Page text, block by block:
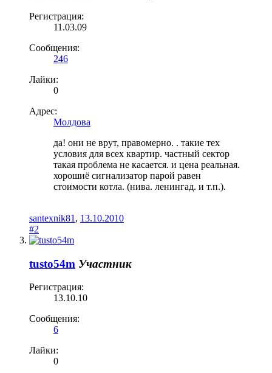
Регистрация:
11.03.09
Сообщения:
246
Лайки:
0
Адрес:
Молдова
да! они не врут, правомерно. . такие тех
условия для всех квартир. частный сектор
такая проблема не касается. и цена реальная.
хорошиё сигнализатор парой равен
стоимости котла. (нива. ленингад. и т.п.).
santexnik81 , 13.10.2010
#2
tusto54m Участник
Регистрация:
13.10.10
Сообщения:
6
Лайки:
0